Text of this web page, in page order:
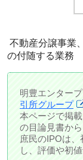
不動産分譲事業
の付随する業務
明豊エンター
引所グループ
本ページで掲
の目論見書から
庶民のIPOは
し、評価や初